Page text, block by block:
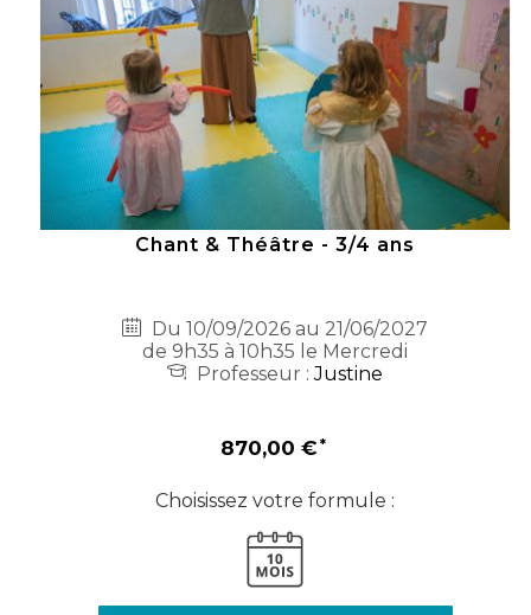
Chant & Théâtre - 3/4 ans
Du 10/09/2026 au 21/06/2027
de 9h35 à 10h35 le Mercredi
Professeur :Justine
870,00 €
Choisissez votre formule :